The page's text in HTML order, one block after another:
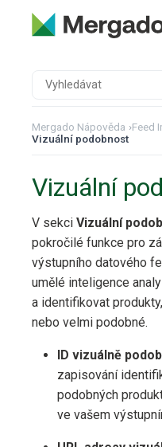
Mergado Nápověda ›Feed
Vizuální podobnost
Vizuální
V sekci Vizuální
pokročilé funkce pro
výstupního datového
umělé inteligence
a identifikovat
nebo velmi podobné.
ID vizuálně
zapisování
podobných
ve vašem